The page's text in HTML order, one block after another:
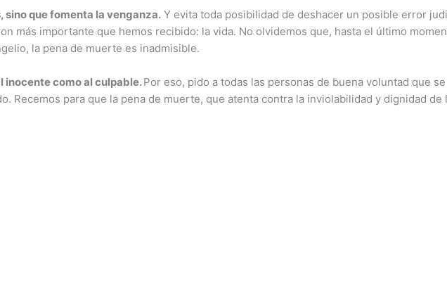
que fomenta la venganza. Y evita toda posibilidad de deshacer un posible error
más importante que hemos recibido: la vida. No olvidemos que, hasta el último
la pena de muerte es inadmisible.
inocente como al culpable.Por eso, pido a todas las personas de buena voluntad que
Recemos para que la pena de muerte, que atenta contra la inviolabilidad y dignidad de